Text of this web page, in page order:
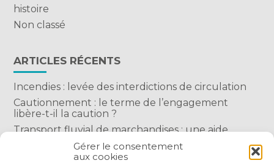
Gérer le consentement
aux cookies
histoire
Non classé
ARTICLES RÉCENTS
Incendies : levée des interdictions de circulation
Cautionnement : le terme de l’engagement
libère-t-il la caution ?
Transport fluvial de marchandises : une aide
financière bienvenue
Succession : les donations du parent renonçant